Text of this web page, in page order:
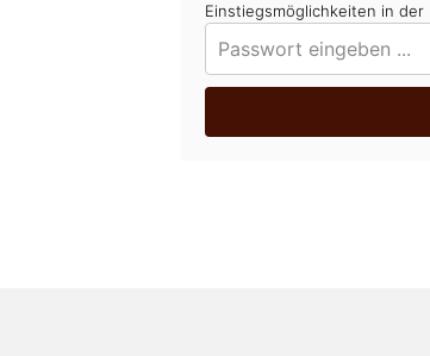
Einstiegsmöglichkeiten in